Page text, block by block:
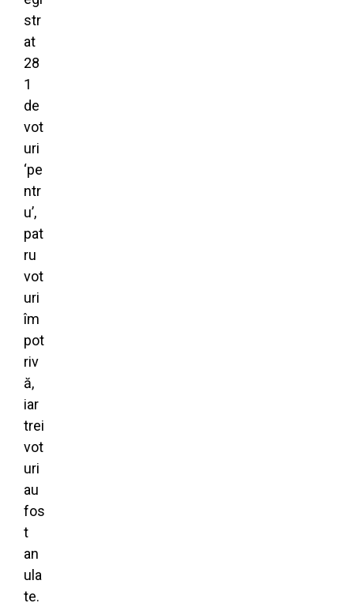
str
at
28
1
de
vot
uri
‘pe
ntr
u’,
pat
ru
vot
uri
îm
pot
riv
ă,
iar
trei
vot
uri
au
fos
t
an
ula
te.